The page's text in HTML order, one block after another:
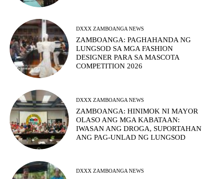
DXXX ZAMBOANGA NEWS
ZAMBOANGA: PAGHAHANDA NG
LUNGSOD SA MGA FASHION
DESIGNER PARA SA MASCOTA
COMPETITION 2026
DXXX ZAMBOANGA NEWS
ZAMBOANGA: HINIMOK NI MAYOR
OLASO ANG MGA KABATAAN:
IWASAN ANG DROGA, SUPORTAHAN
ANG PAG-UNLAD NG LUNGSOD
DXXX ZAMBOANGA NEWS